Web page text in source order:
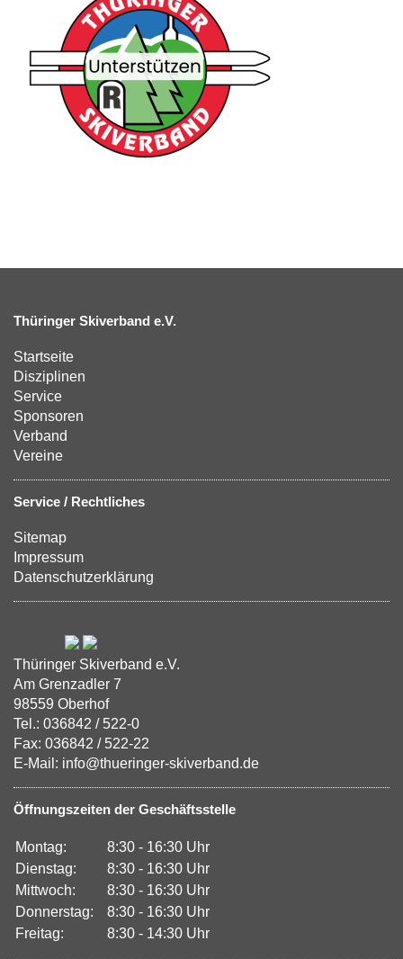
Thüringer Skiverband e.V.
Startseite
Disziplinen
Service
Sponsoren
Verband
Vereine
Service / Rechtliches
Sitemap
Impressum
Datenschutzerklärung
Thüringer Skiverband e.V.
Am Grenzadler 7
98559 Oberhof
Tel.: 036842 / 522-0
Fax: 036842 / 522-22
E-Mail: info@thueringer-skiverband.de
Öffnungszeiten der Geschäftsstelle
Montag:
8:30 - 16:30 Uhr
Dienstag:
8:30 - 16:30 Uhr
Mittwoch:
8:30 - 16:30 Uhr
Donnerstag:
8:30 - 16:30 Uhr
Freitag:
8:30 - 14:30 Uhr